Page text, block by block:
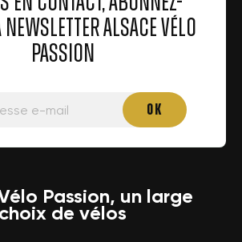
ALSACE VÉLO
PASSION
Passion, un large
choix de vélos